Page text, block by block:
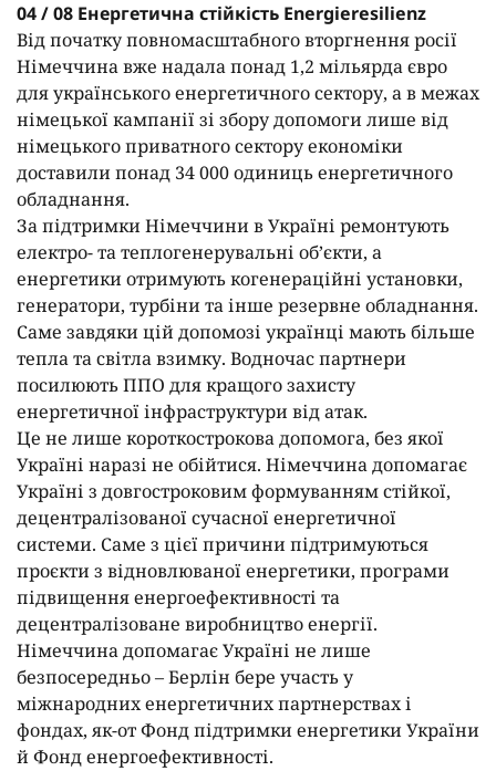
04 / 08 Енергетична стійкість Energieresilienz
Від початку повномасштабного вторгнення росії
Німеччина вже надала понад 1,2 мільярда євро
для українського енергетичного сектору, а в межах
німецької кампанії зі збору допомоги лише від
німецького приватного сектору економіки
доставили понад 34 000 одиниць енергетичного
обладнання.
За підтримки Німеччини в Україні ремонтують
електро- та теплогенерувальні об’єкти, а
енергетики отримують когенераційні установки,
генератори, турбіни та інше резервне обладнання.
Саме завдяки цій допомозі українці мають більше
тепла та світла взимку. Водночас партнери
посилюють ППО для кращого захисту
енергетичної інфраструктури від атак.
Це не лише короткострокова допомога, без якої
Україні наразі не обійтися. Німеччина допомагає
Україні з довгостроковим формуванням стійкої,
децентралізованої сучасної енергетичної
системи. Саме з цієї причини підтримуються
проєкти з відновлюваної енергетики, програми
підвищення енергоефективності та
децентралізоване виробництво енергії.
Німеччина допомагає Україні не лише
безпосередньо – Берлін бере участь у
міжнародних енергетичних партнерствах і
фондах, як-от Фонд підтримки енергетики України
й Фонд енергоефективності.